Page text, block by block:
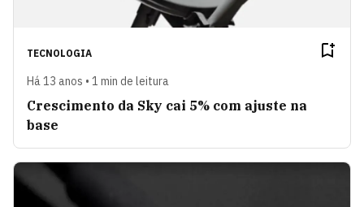
TECNOLOGIA
Há 13 anos • 1 min de leitura
Crescimento da Sky cai 5% com ajuste na
base